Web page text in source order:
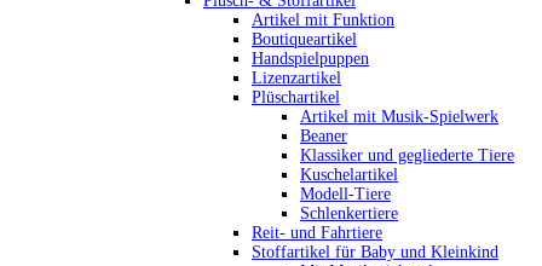
Artikel mit Funktion
Boutiqueartikel
Handspielpuppen
Lizenzartikel
Plüschartikel
Artikel mit Musik-Spielwerk
Beaner
Klassiker und gegliederte Tiere
Kuschelartikel
Modell-Tiere
Schlenkertiere
Reit- und Fahrtiere
Stoffartikel für Baby und Kleinkind